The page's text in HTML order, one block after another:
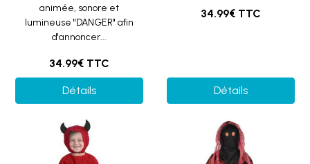
animée, sonore et
lumineuse "DANGER" afin
d'annoncer...
34.99€ TTC
Détails
34.99€ TTC
Détails